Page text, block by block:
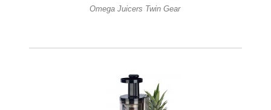
Omega Juicers Twin Gear